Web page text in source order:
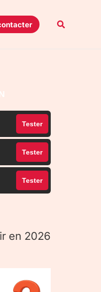
Tester
Tester
Tester
en 2026